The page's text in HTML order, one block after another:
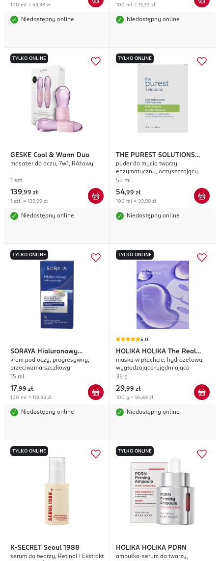
100 ml = 43,98 zł
Niedostępny online
100 ml = 13,33 zł
Niedostępny online
TYLKO ONLINE
GESKE Cool & Warm Duo
masażer do oczu, 7w1, Różowy
1 szt.
139,99 zł
1 szt. = 139,99 zł
Niedostępny online
TYLKO ONLINE
THE PUREST SOLUTIONS
Fruit Enzyme
puder do mycia twarzy,
enzymatyczny, oczyszczający
55 ml
54,99 zł
100 ml = 99,98 zł
Niedostępny online
TYLKO ONLINE
SORAYA Hialuronowy
Mikrozastrzyk
krem pod oczy, progresywny,
przeciwzmarszczkowy
15 ml
17,99 zł
100 ml = 119,93 zł
Niedostępny online
TYLKO ONLINE
5,0
HOLIKA HOLIKA The Real
PDRN
maska w płachcie, hydrożelowa,
wygładzająco-ujędrniająca
35 g
29,99 zł
100 g = 85,69 zł
Niedostępny online
TYLKO ONLINE
K-SECRET Seoul 1988
serum do twarzy, Retinal i Ekstrakt
TYLKO ONLINE
HOLIKA HOLIKA PDRN
ampułka-serum do twarzy,